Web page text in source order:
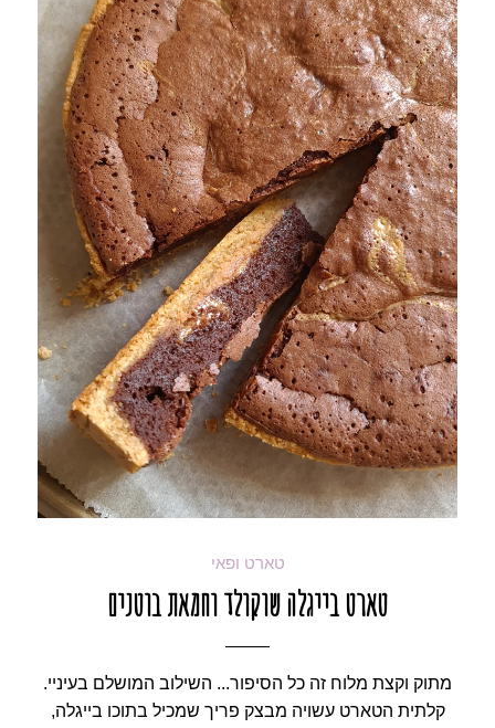
טארט ופאי
טארט בייגלה שוקולד וחמאת בוטנים
מתוק וקצת מלוח זה כל הסיפור... השילוב המושלם בעיניי.
קלתית הטארט עשויה מבצק פריך שמכיל בתוכו בייגלה,